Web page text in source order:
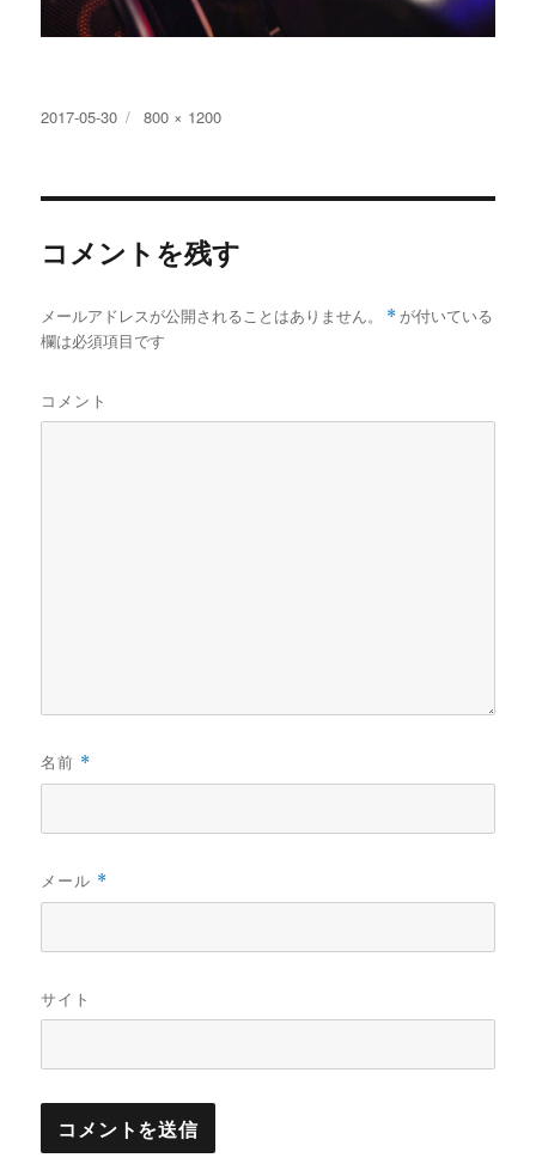
投
2017-05-30
フ
イ
800 × 1200
コメントを残す
メールアドレスが公開されることはありません。 * が付いている
欄は必須項目です
コメント
名前 *
メール *
サイト